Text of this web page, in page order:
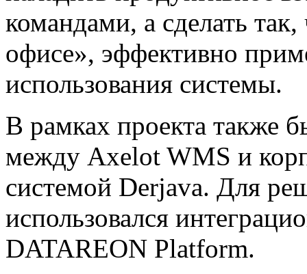
командами, а сделать
офисе», эффективно
использования системы.
В рамках проекта также
между Axelot WMS и
системой Derjava. Для
использовался
DATAREON Platform.